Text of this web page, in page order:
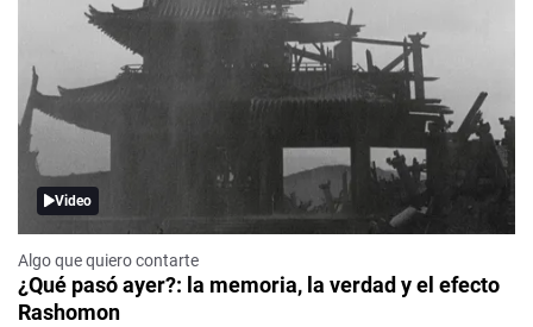
Video
Algo que quiero contarte
¿Qué pasó ayer?: la memoria, la verdad y el efecto
Rashomon